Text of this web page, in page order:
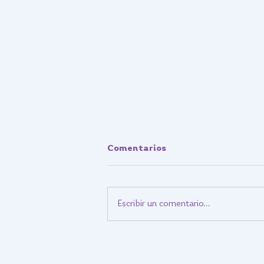
Comentarios
Escribir un comentario...